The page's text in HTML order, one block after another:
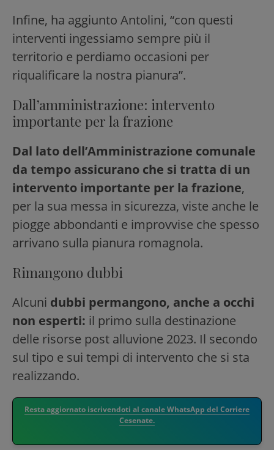
Infine, ha aggiunto Antolini, “con questi
interventi ingessiamo sempre più il
territorio e perdiamo occasioni per
riqualificare la nostra pianura”.
Dall’amministrazione: intervento
importante per la frazione
Dal lato dell’Amministrazione comunale
da tempo assicurano che si tratta di un
intervento importante per la frazione,
per la sua messa in sicurezza, viste anche le
piogge abbondanti e improvvise che spesso
arrivano sulla pianura romagnola.
Rimangono dubbi
Alcuni dubbi permangono, anche a occhi
non esperti: il primo sulla destinazione
delle risorse post alluvione 2023. Il secondo
sul tipo e sui tempi di intervento che si sta
realizzando.
Resta aggiornato iscrivendoti al canale WhatsApp del Corriere
Cesenate.